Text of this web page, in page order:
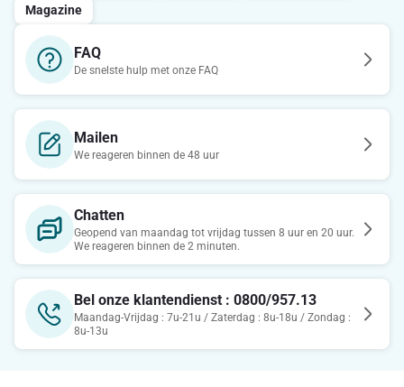
Magazine
FAQ
De snelste hulp met onze FAQ
Mailen
We reageren binnen de 48 uur
Chatten
Geopend van maandag tot vrijdag tussen 8 uur en 20 uur.
We reageren binnen de 2 minuten.
Bel onze klantendienst : 0800/957.13
Maandag-Vrijdag : 7u-21u / Zaterdag : 8u-18u / Zondag :
8u-13u